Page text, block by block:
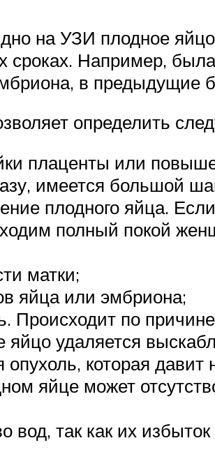
на УЗИ плодное
сроках. Например,
в предыдущие
определить
плаценты или
имеется большой
плодного яйца.
полный покой
матки;
яйца или эмбриона;
Происходит по
яйцо удаляется
которая
яйце может
вод, так как их